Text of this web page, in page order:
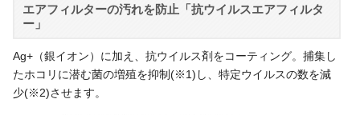
エアフィルターの汚れを防止「抗ウイルスエアフィルタ
ー」
Ag+（銀イオン）に加え、抗ウイルス剤をコーティング。捕集し
たホコリに潜む菌の増殖を抑制(※1)し、特定ウイルスの数を減
少(※2)させます。